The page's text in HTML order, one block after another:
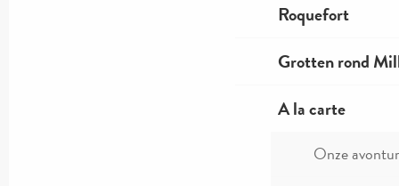
Roquefort
Grotten rond
A la carte
Onze